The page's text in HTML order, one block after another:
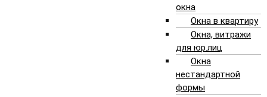
окна
Окна в квартиру
Окна, витражи
для юр.лиц
Окна
нестандартной
формы
ПАНОРАМНОЕ ОСТЕКЛЕНИЕ